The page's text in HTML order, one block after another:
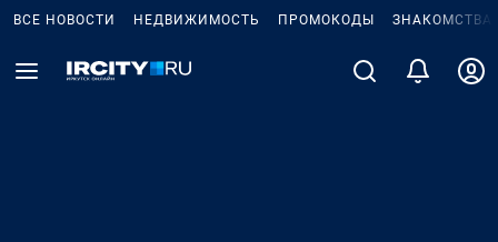
ВСЕ НОВОСТИ НЕДВИЖИМОСТЬ ПРОМОКОДЫ ЗНАКОМСТВА